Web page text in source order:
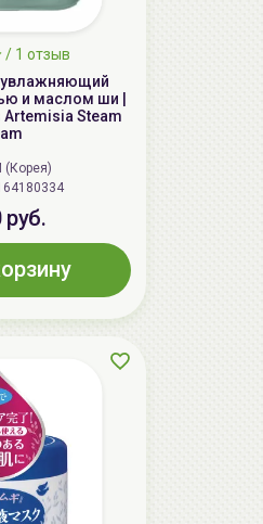
/ 1 отзыв
увлажняющий
и маслом ши |
Artemisia Steam
(Корея)
руб.